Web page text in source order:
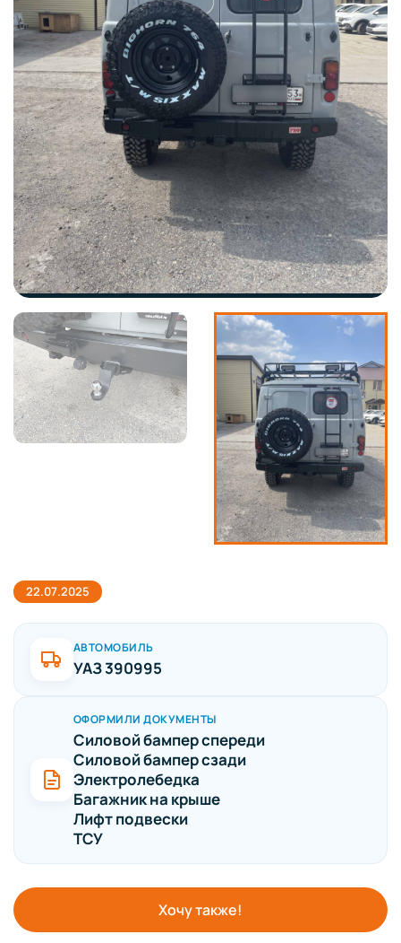
22.07.2025
АВТОМОБИЛЬ
УАЗ 390995
ОФОРМИЛИ ДОКУМЕНТЫ
Силовой бампер спереди
Силовой бампер сзади
Электролебедка
Багажник на крыше
Лифт подвески
ТСУ
Хочу также!